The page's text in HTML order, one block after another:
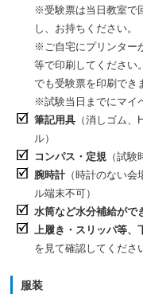
※受験票は当日教室で
し、お持ちください。
※ご自宅にプリンター
等で印刷してください
でも受験票を印刷でき
※試験当日までにマイ
筆記用具 （消しゴム
ル）
コンパス・定規 （試
腕時計（時計のない会
ル端末不可）
水筒など水分補給がで
上履き・スリッパ等、
を見て確認してくださ
服装